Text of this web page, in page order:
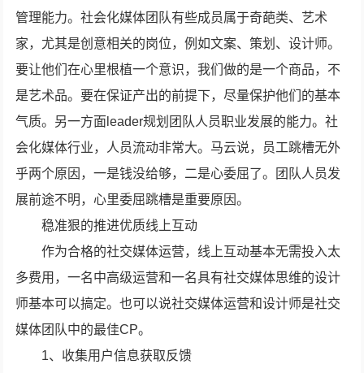
管理能力。社会化媒体团队有些成员属于奇葩类、艺术
家，尤其是创意相关的岗位，例如文案、策划、设计师。
要让他们在心里根植一个意识，我们做的是一个商品，不
是艺术品。要在保证产出的前提下，尽量保护他们的基本
气质。另一方面leader规划团队人员职业发展的能力。社
会化媒体行业，人员流动非常大。马云说，员工跳槽无外
乎两个原因，一是钱没给够，二是心委屈了。团队人员发
展前途不明，心里委屈跳槽是重要原因。
稳准狠的推进优质线上互动
作为合格的社交媒体运营，线上互动基本无需投入太
多费用，一名中高级运营和一名具有社交媒体思维的设计
师基本可以搞定。也可以说社交媒体运营和设计师是社交
媒体团队中的最佳CP。
1、收集用户信息获取反馈